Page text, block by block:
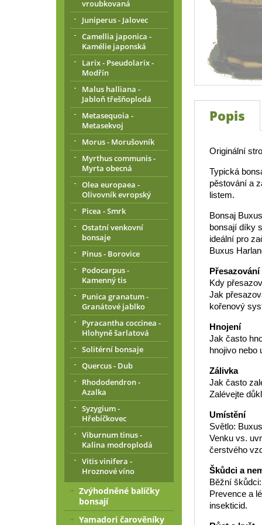
Popis
Originální
Typická
pěstování a
listem.
Bonsaj
bonsají díky
ideální pro
Buxus
Přesazování
Kdy
Jak
kořenový
Hnojení
Jak často
hnojivo nebo
Zálivka
Jak často
Zalévejte
Umístění
Světlo:
Venku vs.
čerstvého
Škůdci a
Běžní
Prevence a
insekticid.
vroubkovaná
Juniperus - Jalovec
Camellia japonica -
Kamélie japonská
Larix - Pseudolarix -
Modřín
Malus halliana -
Jabloň třešňoplodá
Metasequoia -
Metasekvoj
Morus - Morušovník
Myrthus communis -
Myrta obecná
Olea europaea -
Olivovník evropský
Picea - Smrk
Ostatní venkovní
bonsaje
Pinus - Borovice
Podocarpus -
Kamenný tis
Punica granatum -
Granátové jablko
Pyracantha coccinea -
Hlohyně šarlatová
Solitérní bonsaje
Quercus - Dub
Rhododendron -
Azalka
Syzygium -
Hřebíčkovec
Viburnum tinus -
Kalina modroplodá
Vitis vinifera -
Hroznové víno
Zvýhodněné balíčky
bonsají
Yamadori čarověníky